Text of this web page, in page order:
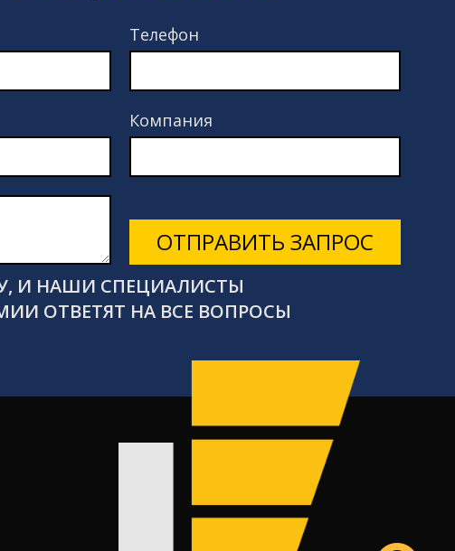
Телефон
Компания
ОТПРАВИТЬ ЗАПРОС
И НАШИ СПЕЦИАЛИСТЫ
ОТВЕТЯТ НА ВСЕ ВОПРОСЫ